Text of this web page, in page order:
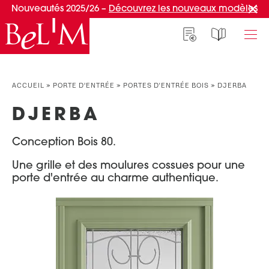
Nouveautés 2025/26 – Découvrez les nouveaux modèles
Portes de service
Portes d’entrée grand trafic
PAR STYLE
Portes d’entrée contemporaines
Portes d’entrée vitrées
Portes d'entrée pleines
Luminaires
Idées d'aménagement
Une entrée sur mesure
Accueil connecté
Faire mon choix
Normes & fiscalité
ACCUEIL » PORTE D’ENTRÉE » PORTES D'ENTRÉE BOIS » DJERBA
DJERBA
Conception Bois 80.
Une grille et des moulures cossues pour une
porte d'entrée au charme authentique.